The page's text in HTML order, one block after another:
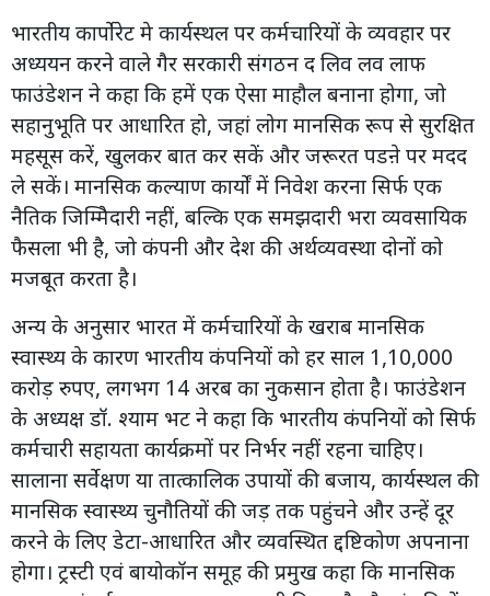
भारतीय कार्पोरेट मे कार्यस्थल पर कर्मचारियों के व्यवहार पर
अध्ययन करने वाले गैर सरकारी संगठन द लिव लव लाफ
फाउंडेशन ने कहा कि हमें एक ऐसा माहौल बनाना होगा, जो
सहानुभूति पर आधारित हो, जहां लोग मानसिक रूप से सुरक्षित
महसूस करें, खुलकर बात कर सकें और जरूरत पडऩे पर मदद
ले सकें। मानसिक कल्याण कार्यों में निवेश करना सिर्फ एक
नैतिक जिम्मिेदारी नहीं, बल्कि एक समझदारी भरा व्यवसायिक
फैसला भी है, जो कंपनी और देश की अर्थव्यवस्था दोनों को
मजबूत करता है।
अन्य के अनुसार भारत में कर्मचारियों के खराब मानसिक
स्वास्थ्य के कारण भारतीय कंपनियों को हर साल 1,10,000
करोड़ रुपए, लगभग 14 अरब का नुकसान होता है। फाउंडेशन
के अध्यक्ष डॉ. श्याम भट ने कहा कि भारतीय कंपनियों को सिर्फ
कर्मचारी सहायता कार्यक्रमों पर निर्भर नहीं रहना चाहिए।
सालाना सर्वेक्षण या तात्कालिक उपायों की बजाय, कार्यस्थल की
मानसिक स्वास्थ्य चुनौतियों की जड़ तक पहुंचने और उन्हें दूर
करने के लिए डेटा-आधारित और व्यवस्थित द्दष्टिकोण अपनाना
होगा। ट्रस्टी एवं बायोकॉन समूह की प्रमुख कहा कि मानसिक